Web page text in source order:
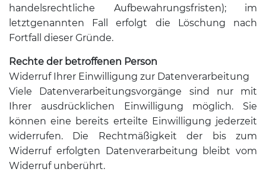
handelsrechtliche Aufbewahrungsfristen); im
letztgenannten Fall erfolgt die Löschung nach
Fortfall dieser Gründe.
Rechte der betroffenen Person
Widerruf Ihrer Einwilligung zur Datenverarbeitung
Viele Datenverarbeitungsvorgänge sind nur mit
Ihrer ausdrücklichen Einwilligung möglich. Sie
können eine bereits erteilte Einwilligung jederzeit
widerrufen. Die Rechtmäßigkeit der bis zum
Widerruf erfolgten Datenverarbeitung bleibt vom
Widerruf unberührt.